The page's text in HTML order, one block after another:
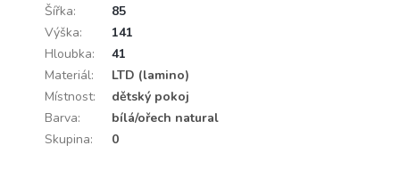
Šířka:
85
Výška:
141
Hloubka:
41
Materiál:
LTD (lamino)
Místnost:
dětský pokoj
Barva:
bílá/ořech natural
Skupina: 0